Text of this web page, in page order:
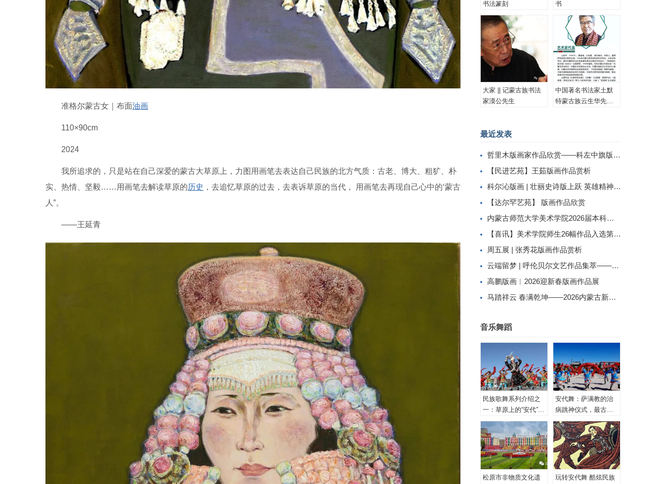
准格尔蒙古女｜布面油画
110×90cm
2024
我所追求的，只是站在自己深爱的蒙古大草原上，力图用画笔去表达自己民族的北方气质：古老、博大、粗犷、朴
实、热情、坚毅……用画笔去解读草原的历史 ，去追忆草原的过去，去表诉草原的当代， 用画笔去再现自己心中的‘蒙古
人”。
——王延青
书法篆刻
书
大家 || 记蒙古族书法
家漠公先生
中国著名书法家土默
特蒙古族云生华先生
最近发表
哲里木版画家作品欣赏——科左中旗版画家李忠斌作品赏析
【民进艺苑】王茹版画作品赏析
科尔沁版画 | 壮丽史诗版上跃 英雄精神画中传
【达尔罕艺苑】 版画作品欣赏
内蒙古师范大学美术学院2026届本科生毕业作品展美术学专业（版画方向）
【喜讯】美术学院师生26幅作品入选第二届内蒙古自治区小版画暨藏书票展
周五展 | 张秀花版画作品赏析
云端留梦 | 呼伦贝尔文艺作品集萃——姜识民版画选登
高鹏版画︱2026迎新春版画作品展
马踏祥云 春满乾坤——2026内蒙古新春民间工艺美术线上展（三）
音乐舞蹈
民族歌舞系列介绍之
一：草原上的“安代”和
安代舞
安代舞：萨满教的治
病跳神仪式，最古老
的心理治疗！
松原市非物质文化遗
玩转安代舞 酷炫民族